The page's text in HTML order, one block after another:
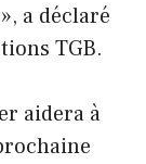
a déclaré
TGB.
aidera à